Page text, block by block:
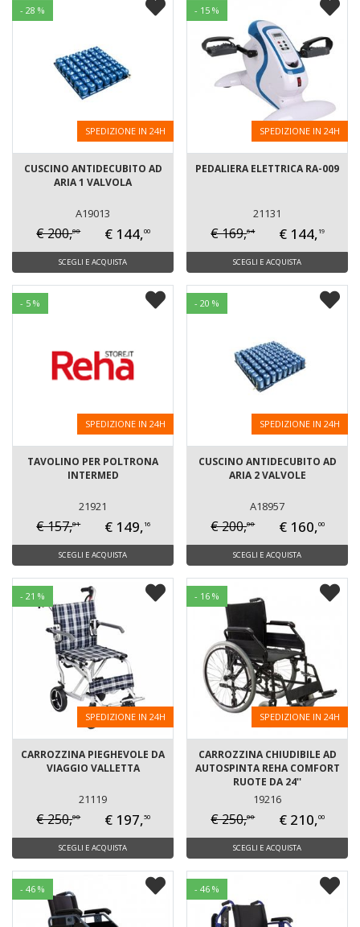
- 28 %
SPEDIZIONE IN 24H
CUSCINO ANTIDECUBITO AD
ARIA 1 VALVOLA
A19013
€ 200,00 € 144,00
SCEGLI E ACQUISTA
- 15 %
SPEDIZIONE IN 24H
PEDALIERA ELETTRICA RA-009
21131
€ 169,64 € 144, 19
SCEGLI E ACQUISTA
- 5 %
SPEDIZIONE IN 24H
TAVOLINO PER POLTRONA
INTERMED
21921
€ 157,01 € 149, 16
SCEGLI E ACQUISTA
- 20 %
SPEDIZIONE IN 24H
CUSCINO ANTIDECUBITO AD
ARIA 2 VALVOLE
A18957
€ 200,00 € 160,00
SCEGLI E ACQUISTA
- 21 %
SPEDIZIONE IN 24H
CARROZZINA PIEGHEVOLE DA
VIAGGIO VALLETTA
21119
€ 250,00 € 197,50
SCEGLI E ACQUISTA
- 16 %
SPEDIZIONE IN 24H
CARROZZINA CHIUDIBILE AD
AUTOSPINTA REHA COMFORT
RUOTE DA 24''
19216
€ 250,00 € 210,00
SCEGLI E ACQUISTA
- 46 % - 46 %